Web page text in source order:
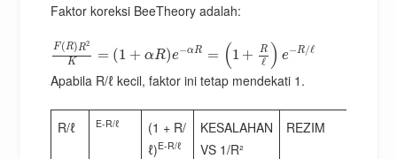
Faktor koreksi BeeTheory adalah:
F(R)R2
K = (1 + αR)e−αR = (1 + R
ℓ ) e−R/ℓ
Apabila R/ℓ kecil, faktor ini tetap mendekati 1.
R/ℓ E-R/ℓ
(1 + R/
ℓ)E-R/ℓ
KESALAHAN
VS 1/R²
REZIM